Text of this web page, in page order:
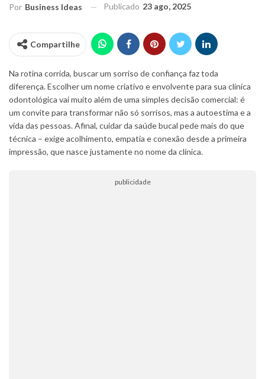
Por Business Ideas Publicado 23 ago, 2025
Compartilhe
Na rotina corrida, buscar um sorriso de confiança faz toda
diferença. Escolher um nome criativo e envolvente para sua clínica
odontológica vai muito além de uma simples decisão comercial: é
um convite para transformar não só sorrisos, mas a autoestima e a
vida das pessoas. Afinal, cuidar da saúde bucal pede mais do que
técnica – exige acolhimento, empatia e conexão desde a primeira
impressão, que nasce justamente no nome da clínica.
publicidade